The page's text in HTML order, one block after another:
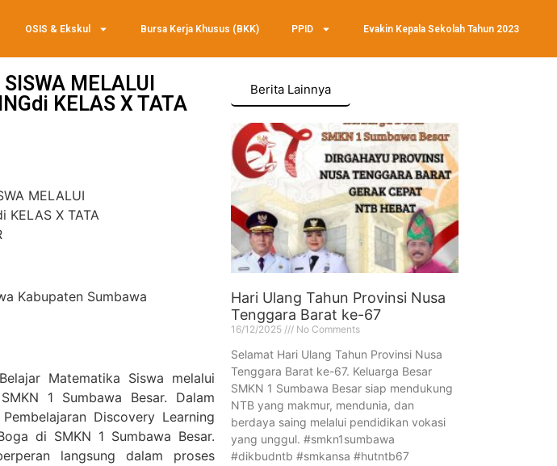
OSIS & Ekskul Bursa Kerja Khusus (BKK) PPID Evakin Kepala Sekolah Tahun 2023
MELALUI
KELAS X TATA
MELALUI
KELAS X TATA
Kabupaten Sumbawa
Matematika Siswa melalui
1 Sumbawa Besar. Dalam
Discovery Learning
di SMKN 1 Sumbawa Besar.
langsung dalam proses
Berita Lainnya
Hari Ulang Tahun Provinsi Nusa
Tenggara Barat ke-67
16/12/2025 No Comments
Selamat Hari Ulang Tahun Provinsi Nusa
Tenggara Barat ke-67. Keluarga Besar
SMKN 1 Sumbawa Besar siap mendukung
NTB yang makmur, mendunia, dan
berdaya saing melalui pendidikan vokasi
yang unggul. #smkn1sumbawa
#dikbudntb #smkansa #hutntb67